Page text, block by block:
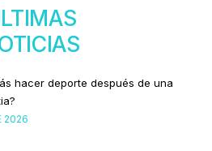
hacer deporte después de una
2026